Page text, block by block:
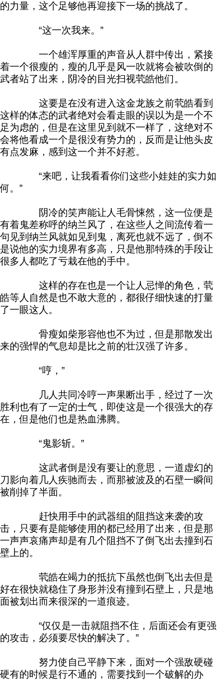
的力量，这个足够他再迎接下一场的挑战了。
“这一次我来。”
一个雄浑厚重的声音从人群中传出，紧接
着一个很瘦的，瘦的几乎是风一吹就将会被吹倒的
武者站了出来，阴冷的目光扫视茕皓他们。
这要是在没有进入这金龙族之前茕皓看到
这样的体态的武者绝对会看走眼的误以为是一个不
足为虑的，但是在这里见到就不一样了，这绝对不
会将他看成一个是很没有势力的，反而是让他头皮
有点发麻，感到这一个并不好惹。
“来吧，让我看看你们这些小娃娃的实力如
何。”
阴冷的笑声能让人毛骨悚然，这一位便是
有着鬼差称呼的纳兰风了，在这些人之间流传着一
句见到纳兰风就如见到鬼，离死也就不远了，倒不
是说他的实力境界有多高，只是他那特殊的手段让
很多人都吃了亏栽在他的手中。
这样的存在也是一个让人忌惮的角色，茕
皓等人自然是也不敢大意的，都很仔细快速的打量
了一眼这人。
骨瘦如柴形容他也不为过，但是那散发出
来的强悍的气息却是比之前的壮汉强了许多。
“哼，”
几人共同冷哼一声果断出手，经过了一次
胜利也有了一定的士气，即使这是一个很强大的存
在，但是他们也是热血沸腾。
“鬼影斩。”
这武者倒是没有要让的意思，一道虚幻的
刀影向着几人疾驰而去，而那被波及的石壁一瞬间
被削掉了半面。
赶快用手中的武器组的阻挡这来袭的攻
击，只要有是能够使用的都已经用了出来，但是那
一声声哀痛声却是有几个阻挡不了倒飞出去撞到石
壁上的。
茕皓在竭力的抵抗下虽然也倒飞出去但是
好在很快就稳住了身形并没有撞到石壁上，只是地
面被划出而来很深的一道痕迹。
“仅仅是一击就阻挡不住，后面还会有更强
的攻击，必须要尽快的解决了。”
努力使自己平静下来，面对一个强敌硬碰
硬有的时候是行不通的，需要找到一个破解的办